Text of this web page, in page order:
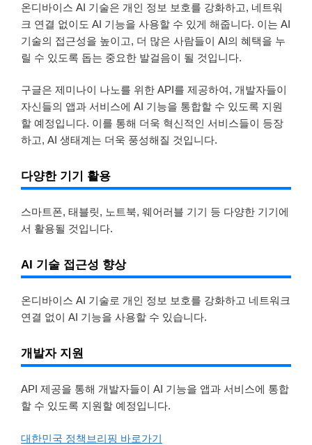
온디바이스 AI 기술은 개인 정보 보호를 강화하고, 네트워
크 연결 없이도 AI 기능을 사용할 수 있게 해줍니다. 이는 AI
기술의 접근성을 높이고, 더 많은 사람들이 AI의 혜택을 누
릴 수 있도록 돕는 중요한 발걸음이 될 것입니다.
구글은 제미나이 나노를 위한 API를 제공하여, 개발자들이
자신들의 앱과 서비스에 AI 기능을 통합할 수 있도록 지원
할 예정입니다. 이를 통해 더욱 혁신적인 서비스들이 등장
하고, AI 생태계는 더욱 풍성해질 것입니다.
다양한 기기 활용
스마트폰, 태블릿, 노트북, 웨어러블 기기 등 다양한 기기에
서 활용될 것입니다.
AI 기술 접근성 향상
온디바이스 AI 기술로 개인 정보 보호를 강화하고 네트워크
연결 없이 AI 기능을 사용할 수 있습니다.
개발자 지원
API 제공을 통해 개발자들이 AI 기능을 앱과 서비스에 통합
할 수 있도록 지원할 예정입니다.
대한민국 정책브리핑 바로가기